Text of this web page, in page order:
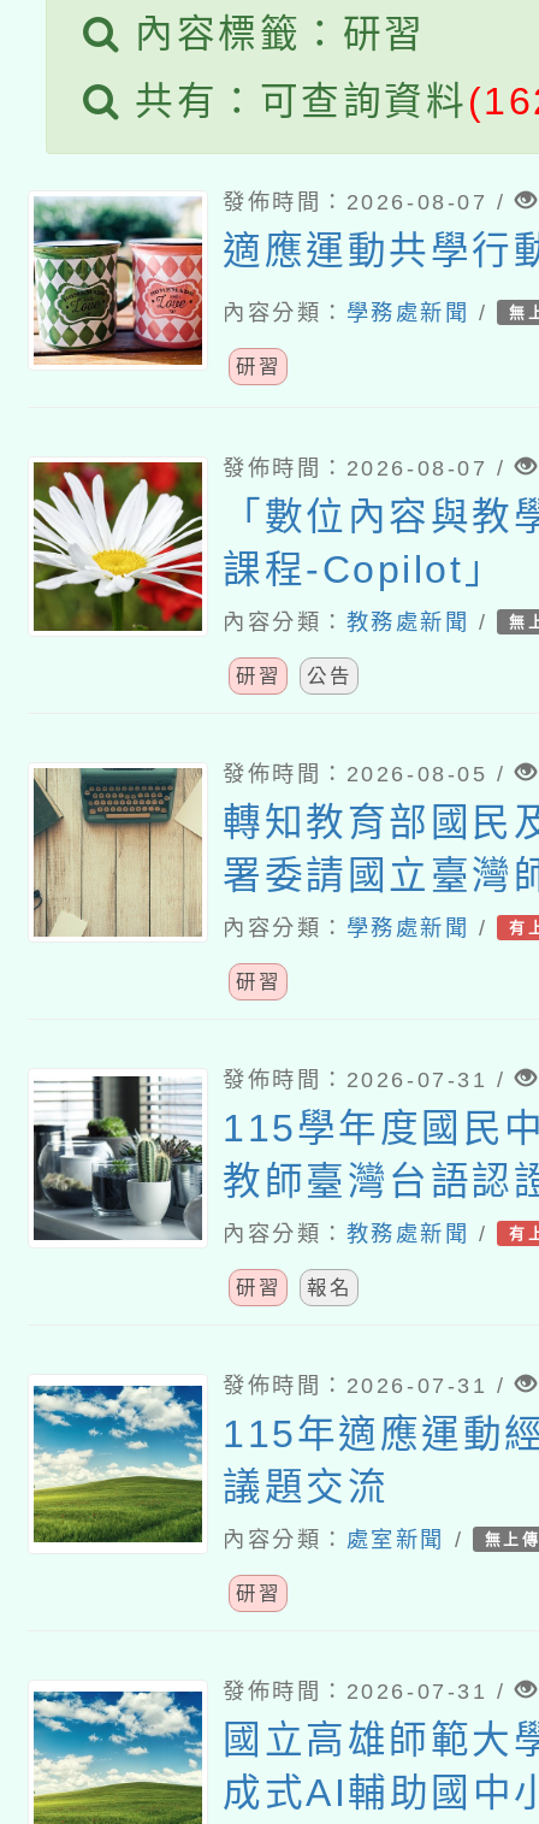
用水績優單位及節水達
動」
桃園市孔廟祈福系列
開 智慧啟航」
2026年桃園地景藝術
內容標籤：研習
共有：可查詢資料
發佈時間：2026-08-07 /
適應運動共學行
內容分類： 學務處新聞 / 無
研習
發佈時間：2026-08-07 /
「數位內容與教
課程-Copilot」
內容分類： 教務處新聞 / 無
研習 公告
發佈時間：2026-08-05 /
轉知教育部國民
署委請國立臺灣
理「114至115
學校輔導計畫師
內容分類： 學務處新聞 / 有
研習
發佈時間：2026-07-31 /
115學年度國民
教師臺灣台語認
課程計畫
內容分類： 教務處新聞 / 有
研習 報名
發佈時間：2026-07-31 /
115年適應運動
議題交流
內容分類： 處室新聞 / 無上
研習
發佈時間：2026-07-31 /
國立高雄師範大
成式AI輔助國中